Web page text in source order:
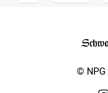
© NPG